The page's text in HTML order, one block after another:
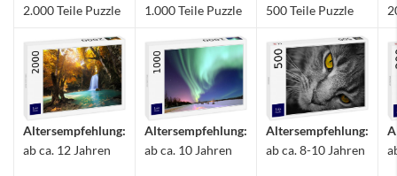
2.000 Teile Puzzle 1.000 Teile Puzzle 500 Teile Puzzle
Altersempfehlung:
ab ca. 12 Jahren
Altersempfehlung:
ab ca. 10 Jahren
Altersempfehlung:
ab ca. 8-10 Jahren